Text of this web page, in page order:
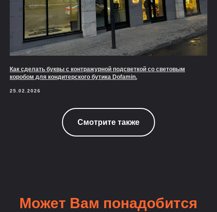
Как сделать буквы с контражурной подсветкой со световым
коробом для кондитерского бутика Dofamin.
25.02.2026
Смотрите также
Может Вам понадобится